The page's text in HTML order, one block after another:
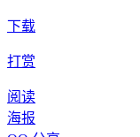
下载
打赏
阅读
海报